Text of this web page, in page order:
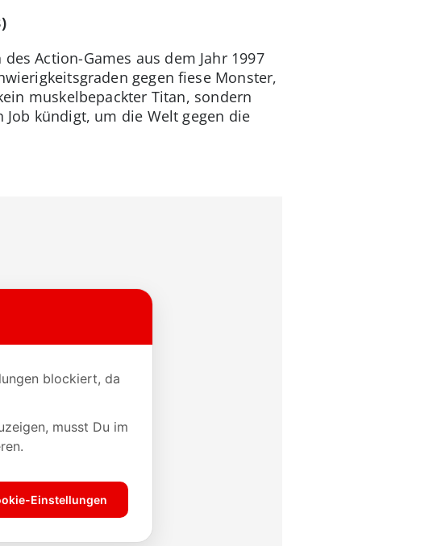
Action-Games aus dem Jahr 1997
gegen fiese Monster,
muskelbepackter Titan, sondern
kündigt, um die Welt gegen die